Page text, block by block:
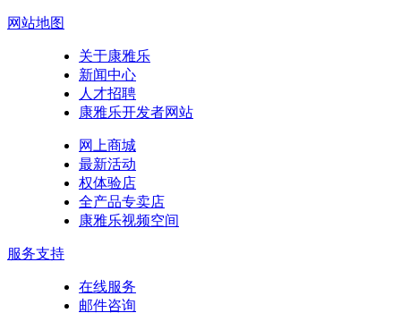
网站地图
关于康雅乐
新闻中心
人才招聘
康雅乐开发者网站
网上商城
最新活动
权体验店
全产品专卖店
康雅乐视频空间
服务支持
在线服务
邮件咨询